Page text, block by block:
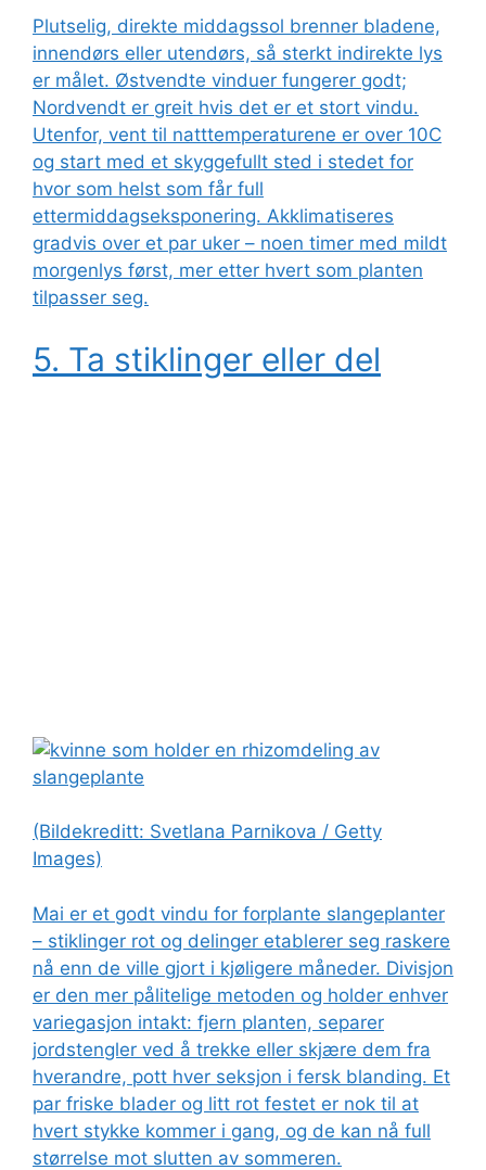
Plutselig, direkte middagssol brenner bladene,
innendørs eller utendørs, så sterkt indirekte lys
er målet. Østvendte vinduer fungerer godt;
Nordvendt er greit hvis det er et stort vindu.
Utenfor, vent til natttemperaturene er over 10C
og start med et skyggefullt sted i stedet for
hvor som helst som får full
ettermiddagseksponering. Akklimatiseres
gradvis over et par uker – noen timer med mildt
morgenlys først, mer etter hvert som planten
tilpasser seg.
5. Ta stiklinger eller del
(Bildekreditt: Svetlana Parnikova / Getty
Images)
Mai er et godt vindu for forplante slangeplanter
– stiklinger rot og delinger etablerer seg raskere
nå enn de ville gjort i kjøligere måneder. Divisjon
er den mer pålitelige metoden og holder enhver
variegasjon intakt: fjern planten, separer
jordstengler ved å trekke eller skjære dem fra
hverandre, pott hver seksjon i fersk blanding. Et
par friske blader og litt rot festet er nok til at
hvert stykke kommer i gang, og de kan nå full
størrelse mot slutten av sommeren.